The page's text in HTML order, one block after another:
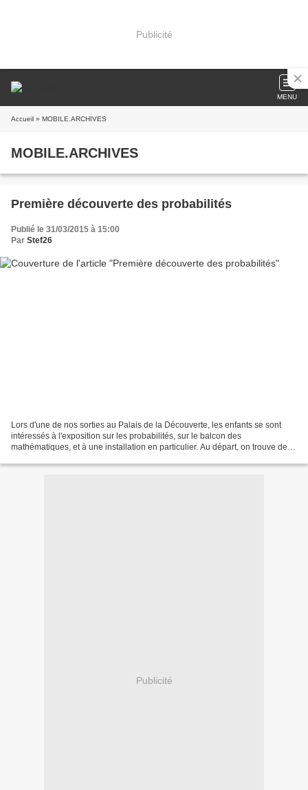
Publicité
MENU
Accueil » MOBILE.ARCHIVES
MOBILE.ARCHIVES
Première découverte des probabilités
Publié le 31/03/2015 à 15:00
Par Stef26
Lors d'une de nos sorties au Palais de la Découverte, les enfants se sont
intéressés à l'exposition sur les probabilités, sur le balcon des
mathématiques, et à une installation en particulier. Au départ, on trouve deux
Publicité